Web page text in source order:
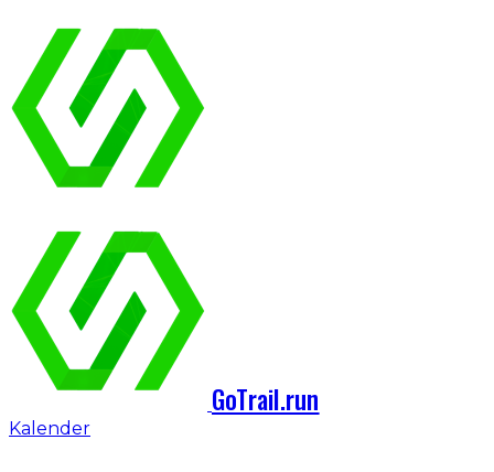
GoTrail.run
Kalender